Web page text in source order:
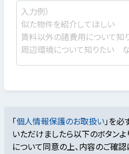
「個人情報保護のお取扱い」を
いただけましたら以下のボタンよ
について同意の上、内容のご確認